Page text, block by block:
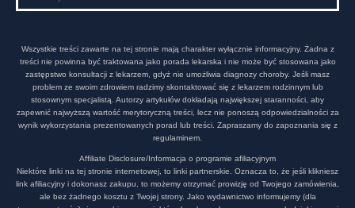
Wszystkie treści zawarte na tej stronie mają charakter wyłącznie informacyjny. Żadna z
treści nie powinna być traktowana jako porada lekarska i nie może być stosowana jako
zastępstwo konsultacji z lekarzem, gdyż nie umożliwia diagnozy choroby. Jeśli masz
problem ze swoim zdrowiem radzimy skontaktować się z lekarzem rodzinnym lub
stosownym specjalistą. Autorzy artykułów dokładają największej staranności, aby
zapewnić najwyższą wartość merytoryczną treści, lecz nie ponoszą odpowiedzialności za
wynik wykorzystania prezentowanych porad lub treści. Zapraszamy do zapoznania się z
regulaminem.
Affiliate Disclosure/Informacja o programie afiliacyjnym
Niektóre linki na tej stronie internetowej, to linki partnerskie. Oznacza to, że jeśli klikniesz
link afiliacyjny i dokonasz zakupu, to możemy otrzymać prowizję od Twojego zamówienia,
ale bez żadnego kosztu z Twojej strony. Jako wydawnictwo informujemy (dla